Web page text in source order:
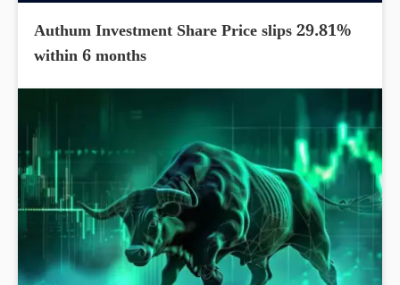
Authum Investment Share Price slips 29.81%
within 6 months